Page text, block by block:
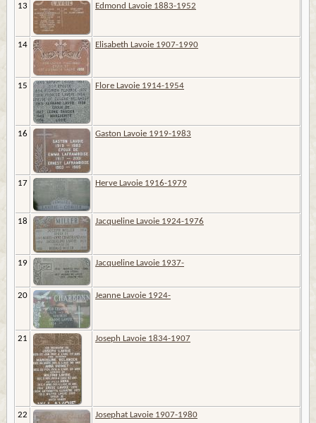
13 Edmond Lavoie 1883-1952
14 Elisabeth Lavoie 1907-1990
15 Flore Lavoie 1914-1954
16 Gaston Lavoie 1919-1983
17 Herve Lavoie 1916-1979
18 Jacqueline Lavoie 1924-1976
19 Jacqueline Lavoie 1937-
20 Jeanne Lavoie 1924-
21 Joseph Lavoie 1834-1907
22 Josephat Lavoie 1907-1980